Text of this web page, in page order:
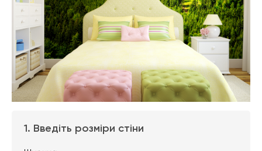
1. Введіть розміри стіни